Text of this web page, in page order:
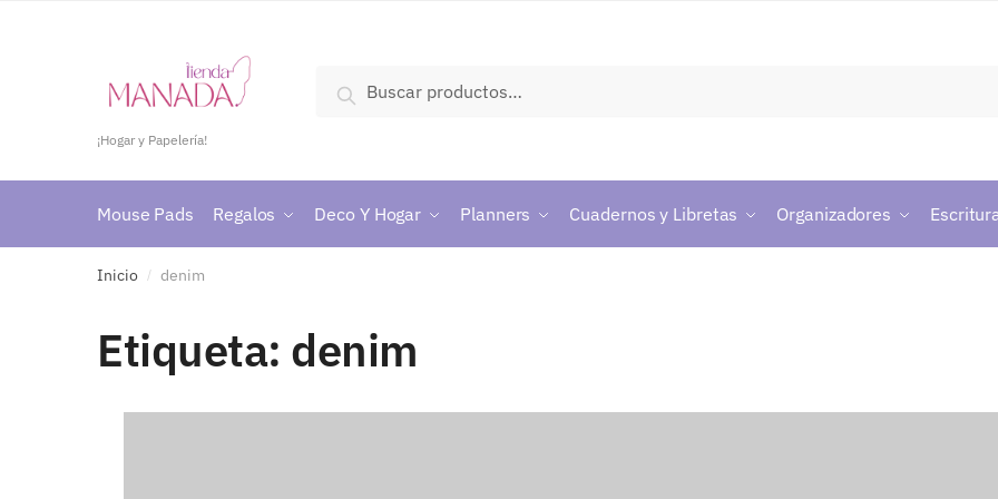
¡Hogar y Papelería!
por:
Buscar
Mouse Pads Regalos Deco Y Hogar Planners Cuadernos y Libretas Organizadores
Inicio / denim
Etiqueta: denim